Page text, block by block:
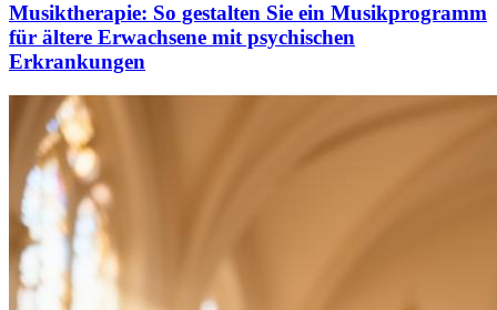
Musiktherapie: So gestalten Sie ein Musikprogramm
für ältere Erwachsene mit psychischen
Erkrankungen